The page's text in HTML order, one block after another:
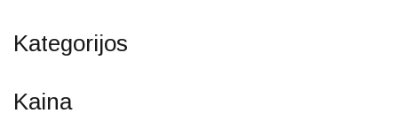
Kategorijos
Kaina